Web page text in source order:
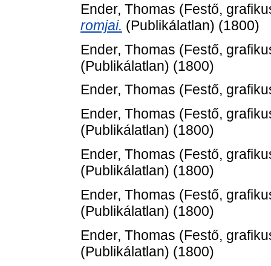
Ender, Thomas (Festő,
romjai. (Publikálatlan) (1800)
Ender, Thomas (Festő,
(Publikálatlan) (1800)
Ender, Thomas (Festő,
Ender, Thomas (Festő,
(Publikálatlan) (1800)
Ender, Thomas (Festő,
(Publikálatlan) (1800)
Ender, Thomas (Festő,
(Publikálatlan) (1800)
Ender, Thomas (Festő,
(Publikálatlan) (1800)